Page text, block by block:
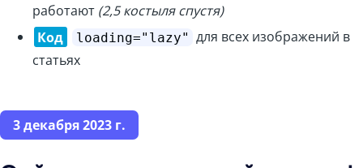
работают (2,5 костыля спустя)
Код
loading="lazy" для всех изображений в
статьях
3 декабря 2023 г.